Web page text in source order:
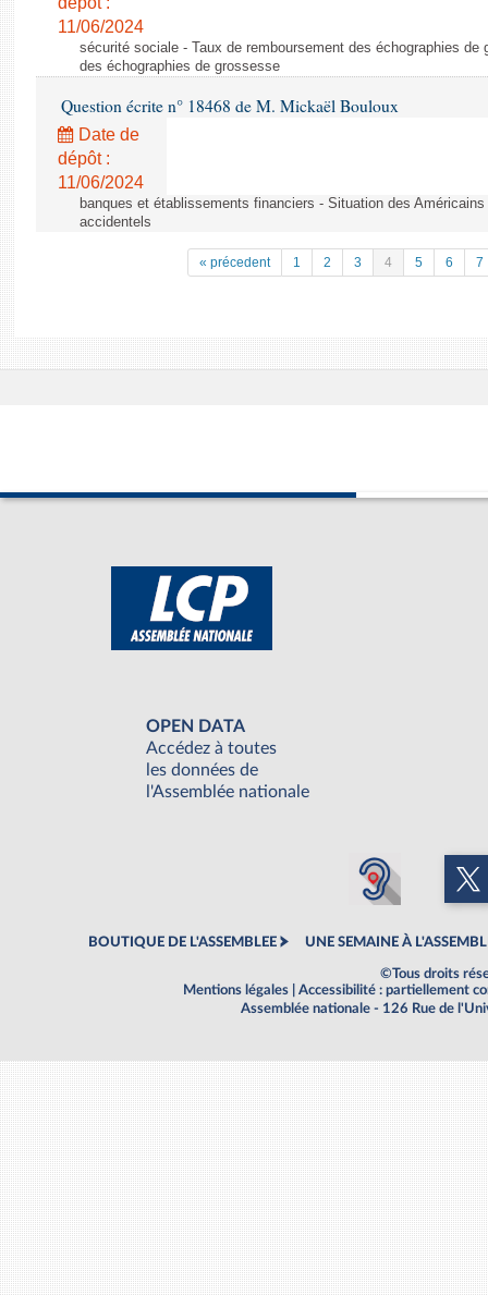
11/06/2024
sécurité sociale - Taux de remboursement des échographies de
des échographies de grossesse
Question écrite n° 18468 de M. Mickaël Bouloux
Date de
dépôt :
11/06/2024
banques et établissements financiers - Situation des
accidentels
« précedent 1 2 3 4 5 6 7
OPEN DATA
Accédez à toutes
les données de
l'Assemblée nationale
BOUTIQUE DE L'ASSEMBLEE UNE SEMAINE À
©Tous droits
Mentions légales
Accessibilité : partiellement
Assemblée nationale - 126 Rue de